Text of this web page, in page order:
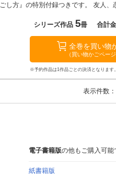
シリーズ作品 5冊 合計
全巻を買い物
（買い物かごペー
※予約作品は1作品ごとの決済となります
表示件数：
電子書籍版の他もご購入可能
紙書籍版